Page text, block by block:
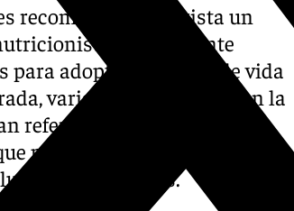
recomienda que exista un
debidamente
para adoptar un estilo de vida
variada y moderada con la
referente alimentario.
pongan coto a los intrusistas
de las personas.